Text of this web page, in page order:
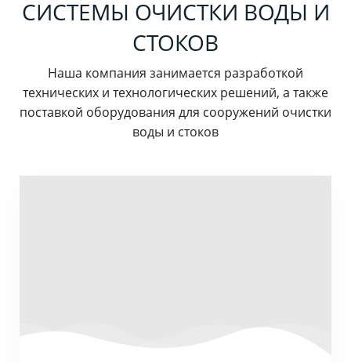
СИСТЕМЫ ОЧИСТКИ ВОДЫ И
СТОКОВ
Наша компания занимается разработкой
технических и технологических решений, а также
поставкой оборудования для сооружений очистки
воды и стоков